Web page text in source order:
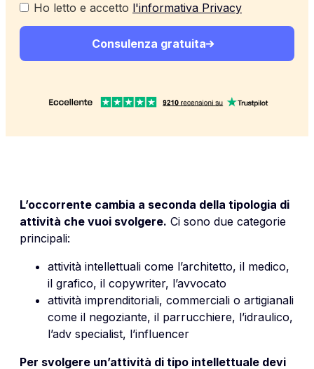
Ho letto e accetto l'informativa Privacy
Consulenza gratuita
L’occorrente cambia a seconda della tipologia di
attività che vuoi svolgere. Ci sono due categorie
principali:
attività intellettuali come l’architetto, il medico,
il grafico, il copywriter, l’avvocato
attività imprenditoriali, commerciali o artigianali
come il negoziante, il parrucchiere, l’idraulico,
l’adv specialist, l’influencer
Per svolgere un’attività di tipo intellettuale devi